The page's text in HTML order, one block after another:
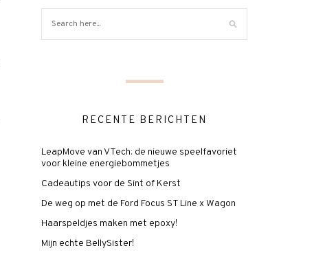
RECENTE BERICHTEN
LeapMove van VTech: de nieuwe speelfavoriet
voor kleine energiebommetjes
Cadeautips voor de Sint of Kerst
De weg op met de Ford Focus ST Line x Wagon
Haarspeldjes maken met epoxy!
Mijn echte BellySister!